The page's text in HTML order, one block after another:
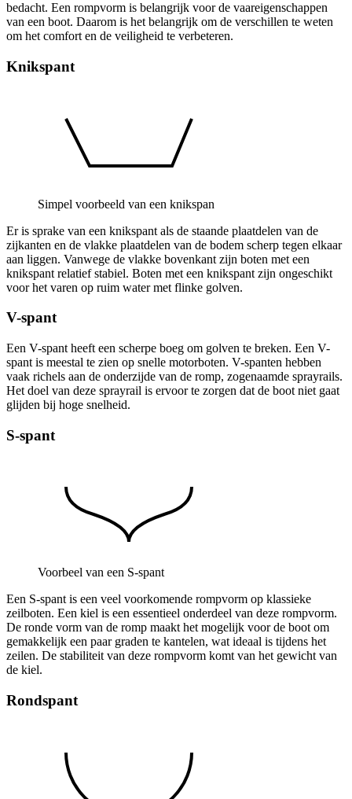
bedacht. Een rompvorm is belangrijk voor de vaareigenschappen
van een boot. Daarom is het belangrijk om de verschillen te weten
om het comfort en de veiligheid te verbeteren.
Knikspant
Simpel voorbeeld van een knikspan
Er is sprake van een knikspant als de staande plaatdelen van de
zijkanten en de vlakke plaatdelen van de bodem scherp tegen elkaar
aan liggen. Vanwege de vlakke bovenkant zijn boten met een
knikspant relatief stabiel. Boten met een knikspant zijn ongeschikt
voor het varen op ruim water met flinke golven.
V-spant
Een V-spant heeft een scherpe boeg om golven te breken. Een V-
spant is meestal te zien op snelle motorboten. V-spanten hebben
vaak richels aan de onderzijde van de romp, zogenaamde sprayrails.
Het doel van deze sprayrail is ervoor te zorgen dat de boot niet gaat
glijden bij hoge snelheid.
S-spant
Voorbeel van een S-spant
Een S-spant is een veel voorkomende rompvorm op klassieke
zeilboten. Een kiel is een essentieel onderdeel van deze rompvorm.
De ronde vorm van de romp maakt het mogelijk voor de boot om
gemakkelijk een paar graden te kantelen, wat ideaal is tijdens het
zeilen. De stabiliteit van deze rompvorm komt van het gewicht van
de kiel.
Rondspant